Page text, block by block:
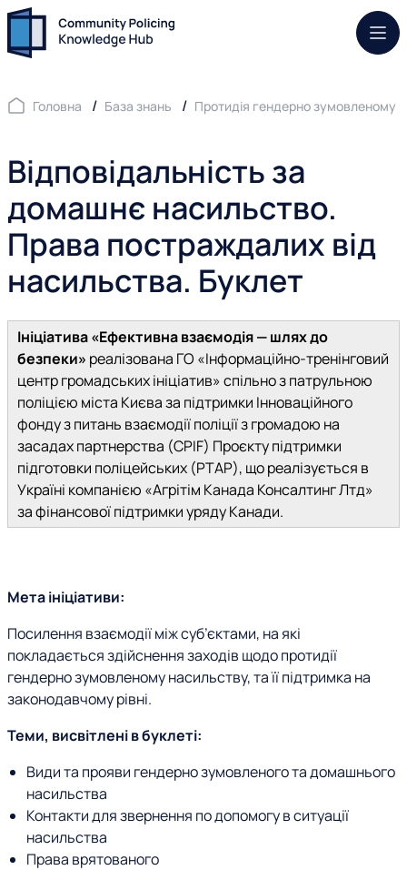
Головна База знань Протидія гендерно зумовленому
Відповідальність за
домашнє насильство.
Права постраждалих від
насильства. Буклет
Ініціатива «Ефективна взаємодія — шлях до
безпеки» реалізована ГО «Інформаційно-тренінговий
центр громадських ініціатив» спільно з патрульною
поліцією міста Києва за підтримки Інноваційного
фонду з питань взаємодії поліції з громадою на
засадах партнерства (CPIF) Проєкту підтримки
підготовки поліцейських (PTAP), що реалізується в
Україні компанією «Агрітім Канада Консалтинг Лтд»
за фінансової підтримки уряду Канади.
Мета ініціативи:
Посилення взаємодії між суб’єктами, на які
покладається здійснення заходів щодо протидії
гендерно зумовленому насильству, та її підтримка на
законодавчому рівні.
Теми, висвітлені в буклеті:
Види та прояви гендерно зумовленого та домашнього
насильства
Контакти для звернення по допомогу в ситуації
насильства
Права врятованого